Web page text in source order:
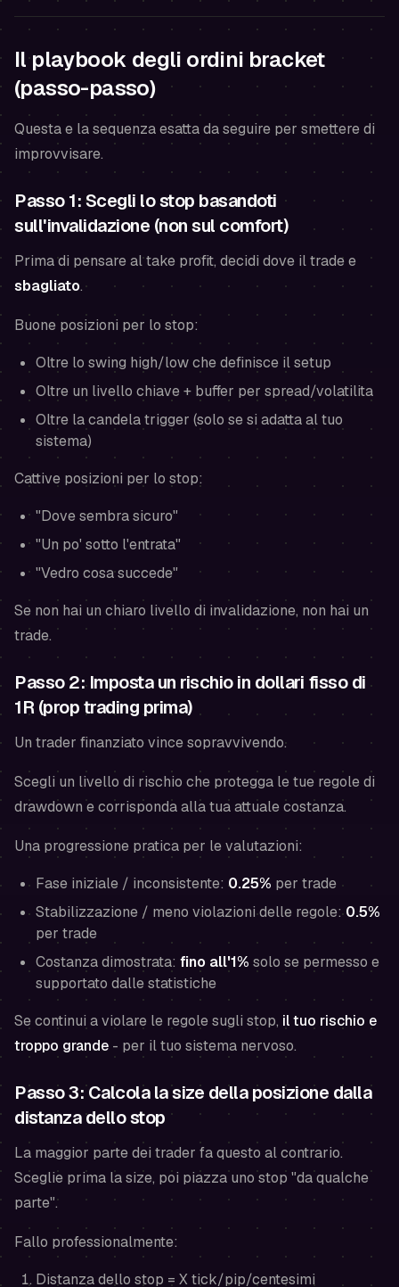
Il playbook degli ordini bracket
(passo-passo)
Questa e la sequenza esatta da seguire per smettere di
improvvisare.
Passo 1: Scegli lo stop basandoti
sull'invalidazione (non sul comfort)
Prima di pensare al take profit, decidi dove il trade e
sbagliato.
Buone posizioni per lo stop:
Oltre lo swing high/low che definisce il setup
Oltre un livello chiave + buffer per spread/volatilita
Oltre la candela trigger (solo se si adatta al tuo
sistema)
Cattive posizioni per lo stop:
"Dove sembra sicuro"
"Un po' sotto l'entrata"
"Vedro cosa succede"
Se non hai un chiaro livello di invalidazione, non hai un
trade.
Passo 2: Imposta un rischio in dollari fisso di
1R (prop trading prima)
Un trader finanziato vince sopravvivendo.
Scegli un livello di rischio che protegga le tue regole di
drawdown e corrisponda alla tua attuale costanza.
Una progressione pratica per le valutazioni:
Fase iniziale / inconsistente: 0.25% per trade
Stabilizzazione / meno violazioni delle regole:0.5%
per trade
Costanza dimostrata: fino all'1% solo se permesso e
supportato dalle statistiche
Se continui a violare le regole sugli stop, il tuo rischio e
troppo grande - per il tuo sistema nervoso.
Passo 3: Calcola la size della posizione dalla
distanza dello stop
La maggior parte dei trader fa questo al contrario.
Sceglie prima la size, poi piazza uno stop "da qualche
parte".
Fallo professionalmente:
Distanza dello stop = X tick/pip/centesimi